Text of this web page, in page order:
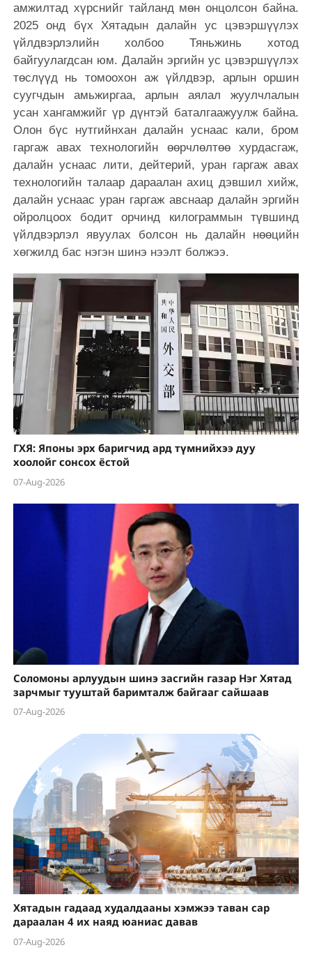
амжилтад хүрснийг тайланд мөн онцолсон байна.
2025 онд бүх Хятадын далайн ус цэвэршүүлэх
үйлдвэрлэлийн холбоо Тяньжинь хотод
байгуулагдсан юм. Далайн эргийн ус цэвэршүүлэх
төслүүд нь томоохон аж үйлдвэр, арлын оршин
суугчдын амьжиргаа, арлын аялал жуулчлалын
усан хангамжийг үр дүнтэй баталгаажуулж байна.
Олон бүс нутгийнхан далайн уснаас кали, бром
гаргаж авах технологийн өөрчлөлтөө хурдасгаж,
далайн уснаас лити, дейтерий, уран гаргаж авах
технологийн талаар дараалан ахиц дэвшил хийж,
далайн уснаас уран гаргаж авснаар далайн эргийн
ойролцоох бодит орчинд килограммын түвшинд
үйлдвэрлэл явуулах болсон нь далайн нөөцийн
хөгжилд бас нэгэн шинэ нээлт болжээ.
ГХЯ: Японы эрх баригчид ард түмнийхээ дуу
хоолойг сонсох ёстой
07-Aug-2026
Соломоны арлуудын шинэ засгийн газар Нэг Хятад
зарчмыг тууштай баримталж байгааг сайшаав
07-Aug-2026
Хятадын гадаад худалдааны хэмжээ таван сар
дараалан 4 их наяд юаниас давав
07-Aug-2026